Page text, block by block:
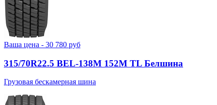
Ваша цена - 30 780 руб
315/70R22.5 BEL-138М 152M TL Белшина
Грузовая бескамерная шина